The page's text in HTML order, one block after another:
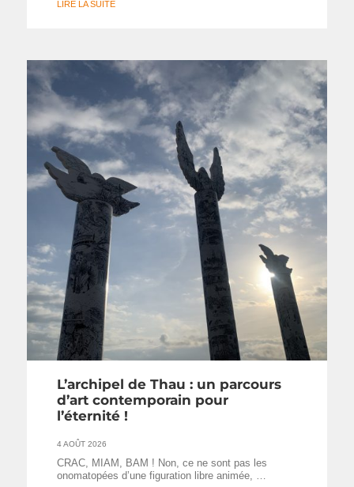
LIRE LA SUITE
L’archipel de Thau : un parcours
d’art contemporain pour
l’éternité !
4 AOÛT 2026
CRAC, MIAM, BAM ! Non, ce ne sont pas les
onomatopées d’une figuration libre animée, …